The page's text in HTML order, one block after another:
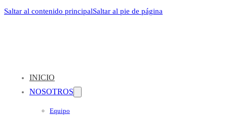
Saltar al contenido principalSaltar al pie de página
INICIO
NOSOTROS
Equipo